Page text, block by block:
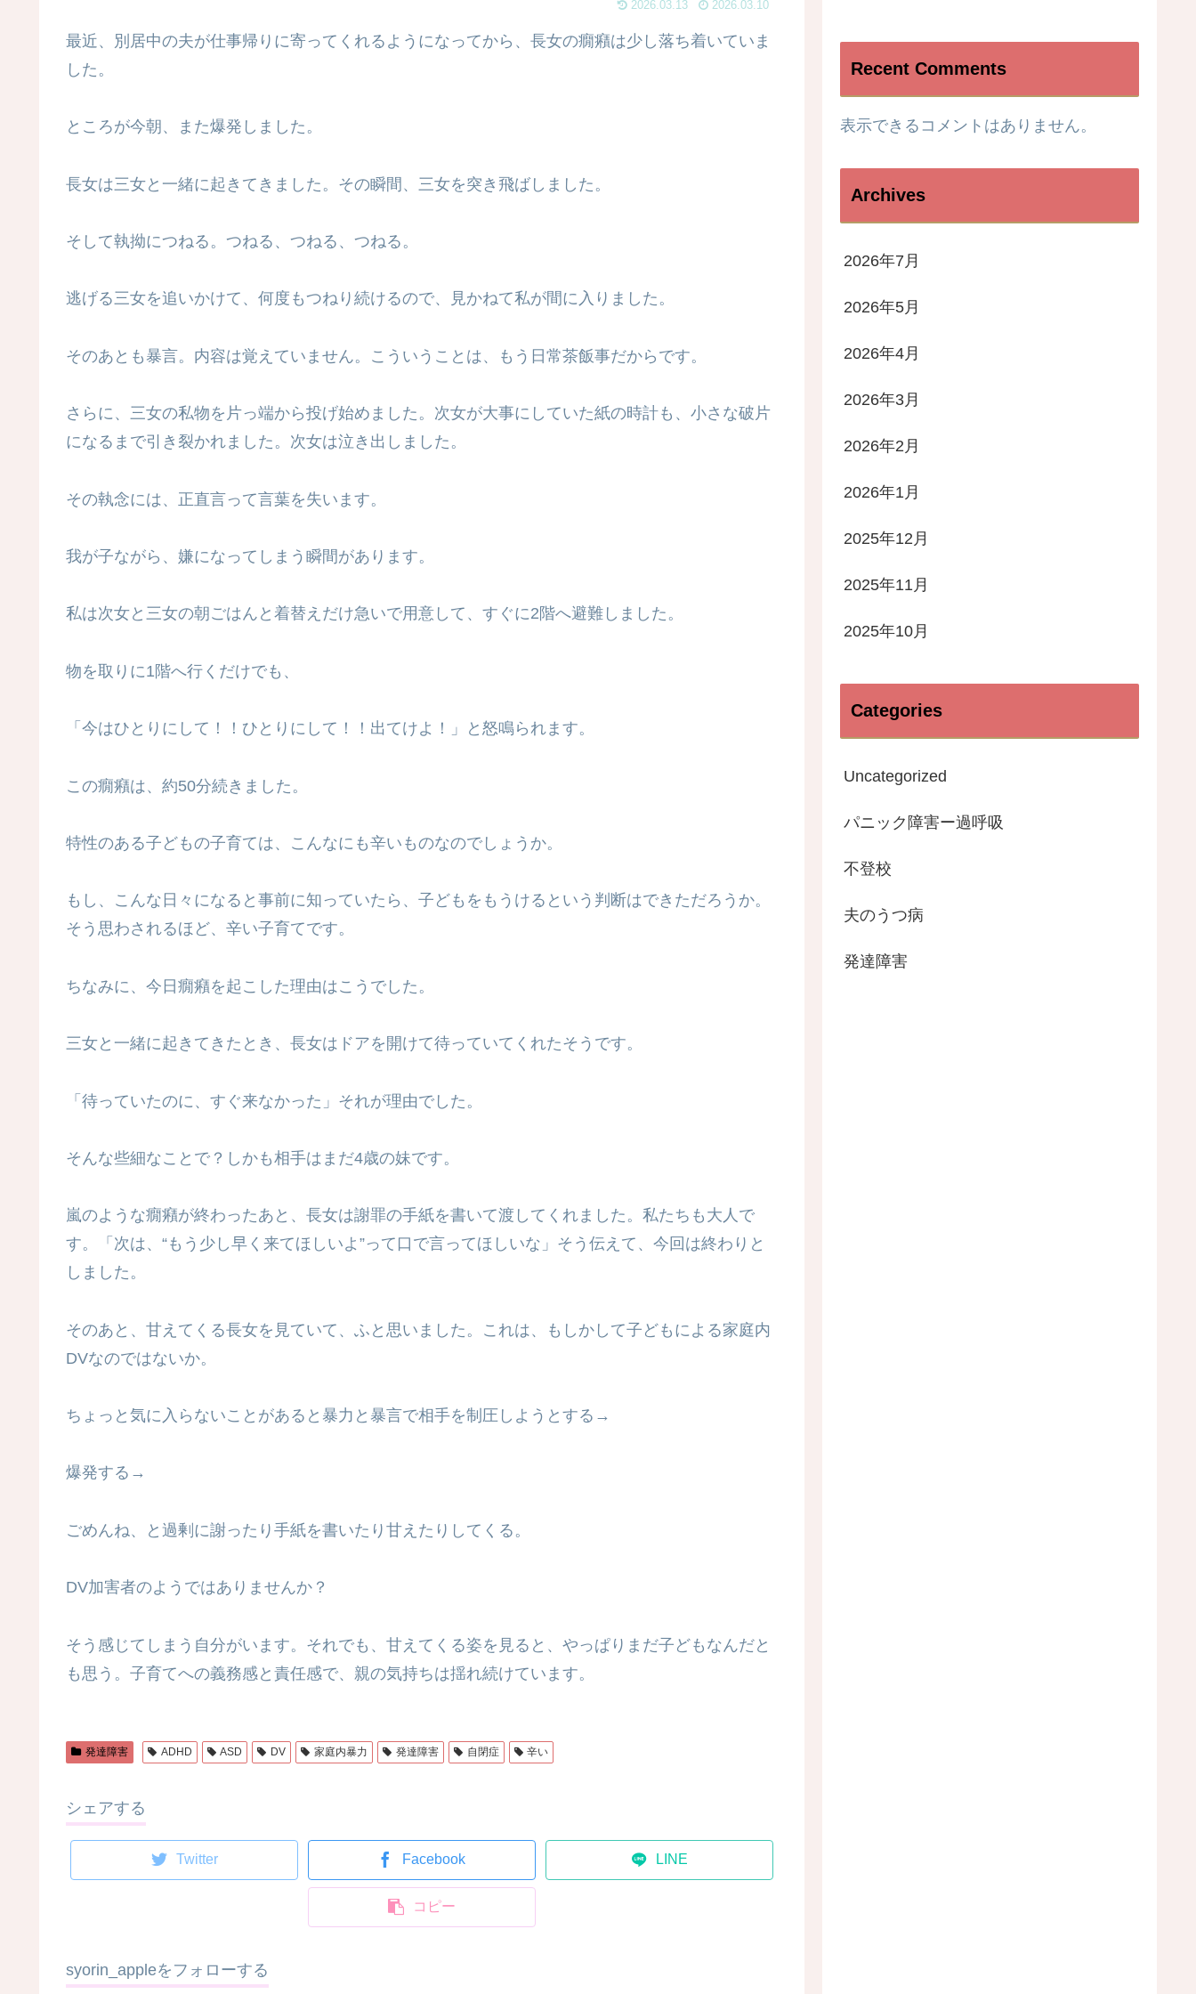
2026.03.13 2026.03.10
最近、別居中の夫が仕事帰りに寄ってくれるようになってから、長女の癇癪は少し落ち着いていま
した。
ところが今朝、また爆発しました。
長女は三女と一緒に起きてきました。その瞬間、三女を突き飛ばしました。
そして執拗につねる。つねる、つねる、つねる。
逃げる三女を追いかけて、何度もつねり続けるので、見かねて私が間に入りました。
そのあとも暴言。内容は覚えていません。こういうことは、もう日常茶飯事だからです。
さらに、三女の私物を片っ端から投げ始めました。次女が大事にしていた紙の時計も、小さな破片
になるまで引き裂かれました。次女は泣き出しました。
その執念には、正直言って言葉を失います。
我が子ながら、嫌になってしまう瞬間があります。
私は次女と三女の朝ごはんと着替えだけ急いで用意して、すぐに2階へ避難しました。
物を取りに1階へ行くだけでも、
「今はひとりにして！！ひとりにして！！出てけよ！」と怒鳴られます。
この癇癪は、約50分続きました。
特性のある子どもの子育ては、こんなにも辛いものなのでしょうか。
もし、こんな日々になると事前に知っていたら、子どもをもうけるという判断はできただろうか。
そう思わされるほど、辛い子育てです。
ちなみに、今日癇癪を起こした理由はこうでした。
三女と一緒に起きてきたとき、長女はドアを開けて待っていてくれたそうです。
「待っていたのに、すぐ来なかった」それが理由でした。
そんな些細なことで？しかも相手はまだ4歳の妹です。
嵐のような癇癪が終わったあと、長女は謝罪の手紙を書いて渡してくれました。私たちも大人で
す。「次は、“もう少し早く来てほしいよ”って口で言ってほしいな」そう伝えて、今回は終わりと
しました。
そのあと、甘えてくる長女を見ていて、ふと思いました。これは、もしかして子どもによる家庭内
DVなのではないか。
ちょっと気に入らないことがあると暴力と暴言で相手を制圧しようとする→
爆発する→
ごめんね、と過剰に謝ったり手紙を書いたり甘えたりしてくる。
DV加害者のようではありませんか？
そう感じてしまう自分がいます。それでも、甘えてくる姿を見ると、やっぱりまだ子どもなんだと
も思う。子育てへの義務感と責任感で、親の気持ちは揺れ続けています。
発達障害 ADHD ASD DV 家庭内暴力 発達障害 自閉症 辛い
シェアする
Twitter Facebook LINE
コピー
syorin_appleをフォローする
Recent Comments
表示できるコメントはありません。
Archives
2026年7月
2026年5月
2026年4月
2026年3月
2026年2月
2026年1月
2025年12月
2025年11月
2025年10月
Categories
Uncategorized
パニック障害ー過呼吸
不登校
夫のうつ病
発達障害